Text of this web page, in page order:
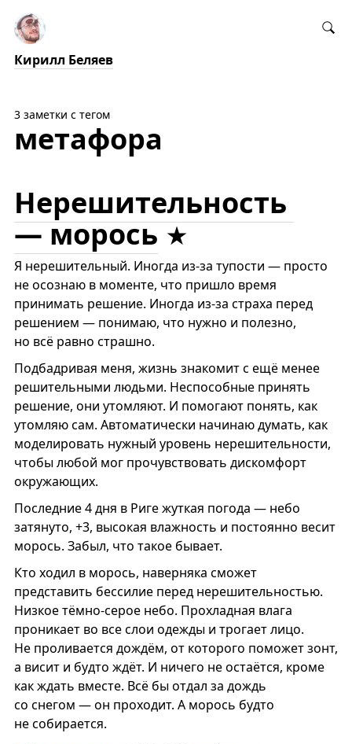
Кирилл Беляев
3 заметки с тегом
метафора
Нерешительность
— морось
Я нерешительный. Иногда из-за тупости — просто
не осознаю в моменте, что пришло время
принимать решение. Иногда из-за страха перед
решением — понимаю, что нужно и полезно,
но всё равно страшно.
Подбадривая меня, жизнь знакомит с ещё менее
решительными людьми. Неспособные принять
решение, они утомляют. И помогают понять, как
утомляю сам. Автоматически начинаю думать, как
моделировать нужный уровень нерешительности,
чтобы любой мог прочувствовать дискомфорт
окружающих.
Последние 4 дня в Риге жуткая погода — небо
затянуто, +3, высокая влажность и постоянно весит
морось. Забыл, что такое бывает.
Кто ходил в морось, наверняка сможет
представить бессилие перед нерешительностью.
Низкое тёмно-серое небо. Прохладная влага
проникает во все слои одежды и трогает лицо.
Не проливается дождём, от которого поможет зонт,
а висит и будто ждёт. И ничего не остаётся, кроме
как ждать вместе. Всё бы отдал за дождь
со снегом — он проходит. А морось будто
не собирается.